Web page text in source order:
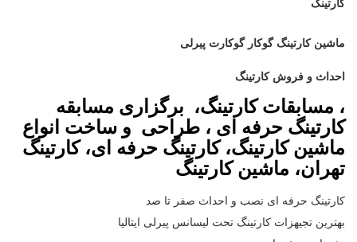
کارتینگ
ماشین کارتینگ گوکار گوکارت پیرلی
احداث و فروش کارتینگ
، مسابقات کارتینگ، برگزاری مسابقه
کارتینگ حرفه ای ، طراحی و ساخت انواع
ماشین کارتینگ، کارتینگ حرفه ای، کارتینگ
تهران، ماشین کارتینگ
کارتینگ حرفه ای نصب و احداث صفر تا صد
بهترین تجیهزات کارتینگ تحت لیسانس پیرلی ایتالیا